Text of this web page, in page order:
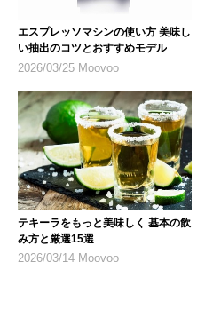
エスプレッソマシンの使い方 美味し
い抽出のコツとおすすめモデル
2026/03/25 Moovoo
テキーラをもっと美味しく 基本の飲
み方と厳選15選
2026/03/14 Moovoo